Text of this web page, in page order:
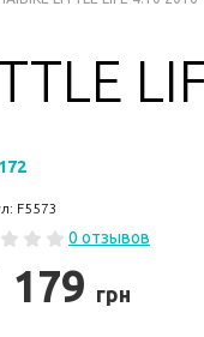
F5573
0 отзывов
179 грн